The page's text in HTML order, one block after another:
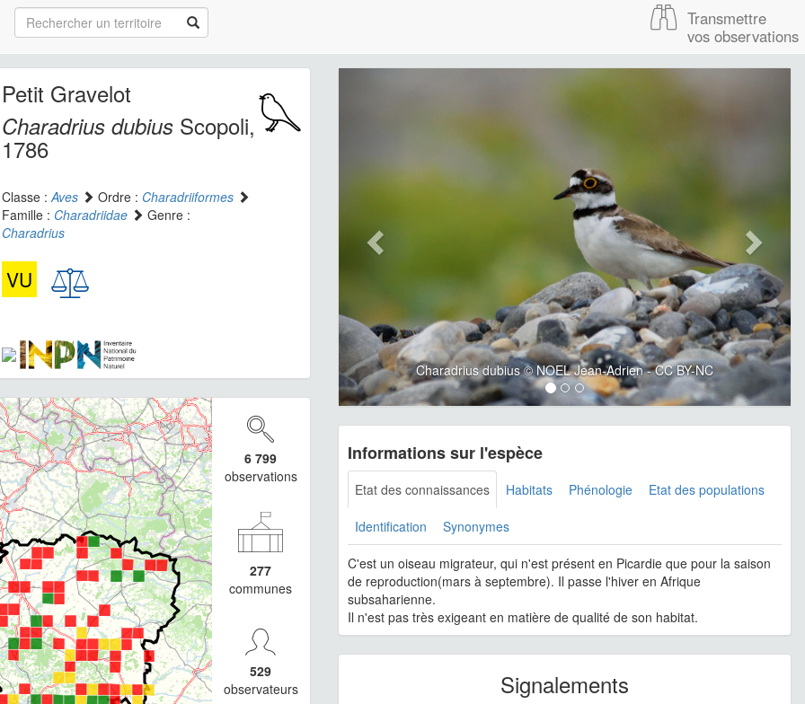
Transmettre
vos observations
Petit Gravelot
Charadrius dubiusScopoli,
1786
Classe :Aves Ordre : Charadriiformes
Famille : Charadriidae
Genre :
Charadrius
VU
6 799
observations
277
communes
529
observateurs
Charadrius dubius © NOEL Jean-Adrien - CC BY-NC
Informations sur l'espèce
Etat des connaissances Habitats Phénologie Etat des populations
Identification Synonymes
C'est un oiseau migrateur, qui n'est présent en Picardie que pour la saison
de reproduction(mars à septembre). Il passe l'hiver en Afrique
subsaharienne.
Il n'est pas très exigeant en matière de qualité de son habitat.
Signalements